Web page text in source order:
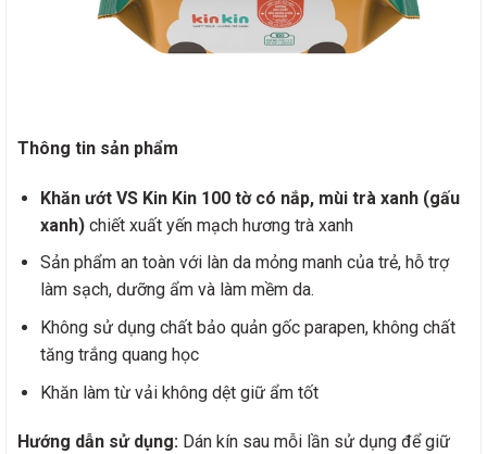
Thông tin sản phẩm
Khăn ướt VS Kin Kin 100 tờ có nắp, mùi trà xanh (gấu
xanh)chiết xuất yến mạch hương trà xanh
Sản phẩm an toàn với làn da mỏng manh của trẻ, hỗ trợ
làm sạch, dưỡng ẩm và làm mềm da.
Không sử dụng chất bảo quản gốc parapen, không chất
tăng trắng quang học
Khăn làm từ vải không dệt giữ ẩm tốt
Hướng dẫn sử dụng: Dán kín sau mỗi lần sử dụng để giữ